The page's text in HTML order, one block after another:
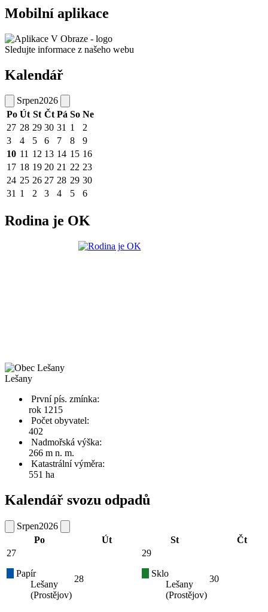
Mobilní aplikace
Sledujte informace z našeho webu
Kalendář
Srpen2026
Po Út St Čt Pá So Ne
27 28 29 30 31 1
2
3
4 5 6 7 8
9
10 11 12 13 14 15 16
17 18 19 20 21 22 23
24 25 26 27 28 29 30
31 1 2 3 4 5 6
Rodina je OK
Lešany
První pís. zmínka:
rok 1215
Počet obyvatel:
402
Nadmořská výška:
266 m n. m.
Katastrální výměra:
551 ha
Kalendář svozu odpadů
Srpen2026
Po
Út St
Čt
27
Papír
Lešany
(Prostějov)
28
29
Sklo
Lešany
(Prostějov)
30